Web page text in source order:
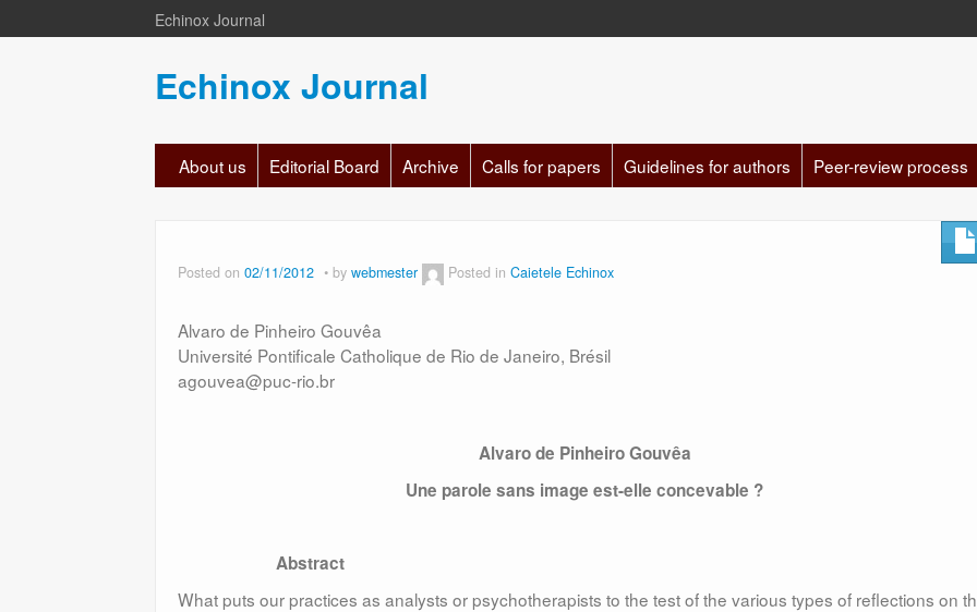
Echinox Journal
Echinox Journal
About us Editorial Board Archive Calls for papers Guidelines for authors Peer-review process
Posted on 02/11/2012 by webmester Posted in Caietele Echinox
Alvaro de Pinheiro Gouvêa
Université Pontificale Catholique de Rio de Janeiro, Brésil
agouvea@puc-rio.br
Alvaro de Pinheiro Gouvêa
Une parole sans image est-elle concevable ?
Abstract
What puts our practices as analysts or psy­cho­the­rapists to the test of the various types of reflections on